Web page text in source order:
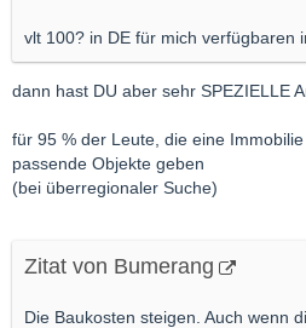
vlt 100? in DE für mich verfügbaren
dann hast DU aber sehr SPEZIELLE
für 95 % der Leute, die eine
passende Objekte geben
(bei überregionaler Suche)
Zitat von Bumerang
Die Baukosten steigen. Auch wenn